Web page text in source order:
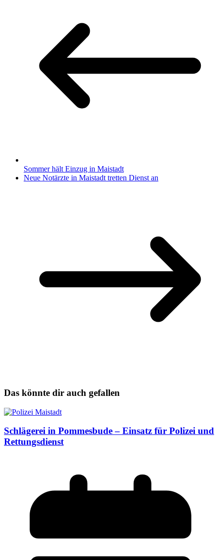
Sommer hält Einzug in Maistadt
Neue Notärzte in Maistadt tretten Dienst an
Das könnte dir auch gefallen
Schlägerei in Pommesbude – Einsatz für Polizei und
Rettungsdienst